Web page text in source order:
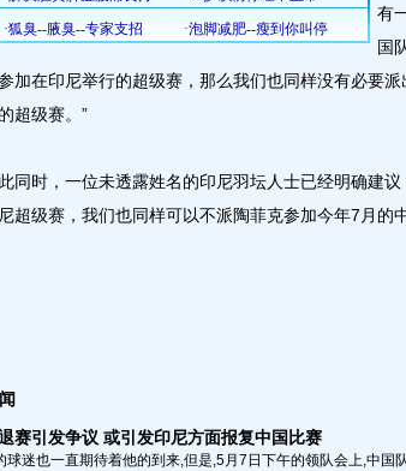
有
国
加在印尼举行的超级赛，那么我们也同样没有必要
超级赛。”
时，一位未透露姓名的印尼羽坛人士已经明确建议
超级赛，我们也同样可以不派陶菲克参加今年7月的
赛引发争议 或引发印尼方面报复中国比赛
球迷也一直期待着他的到来,但是,5月7日下午的领队会上,中国